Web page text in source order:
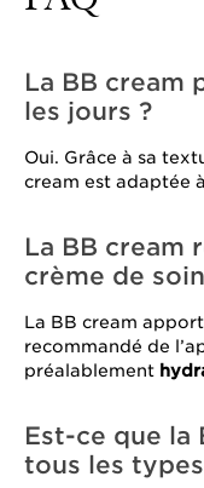
La BB cream
les jours ?
Oui. Grâce à sa
cream est adaptée
La BB cream
crème de
La BB cream
recommandé de
préalablement
Est-ce que la
tous les